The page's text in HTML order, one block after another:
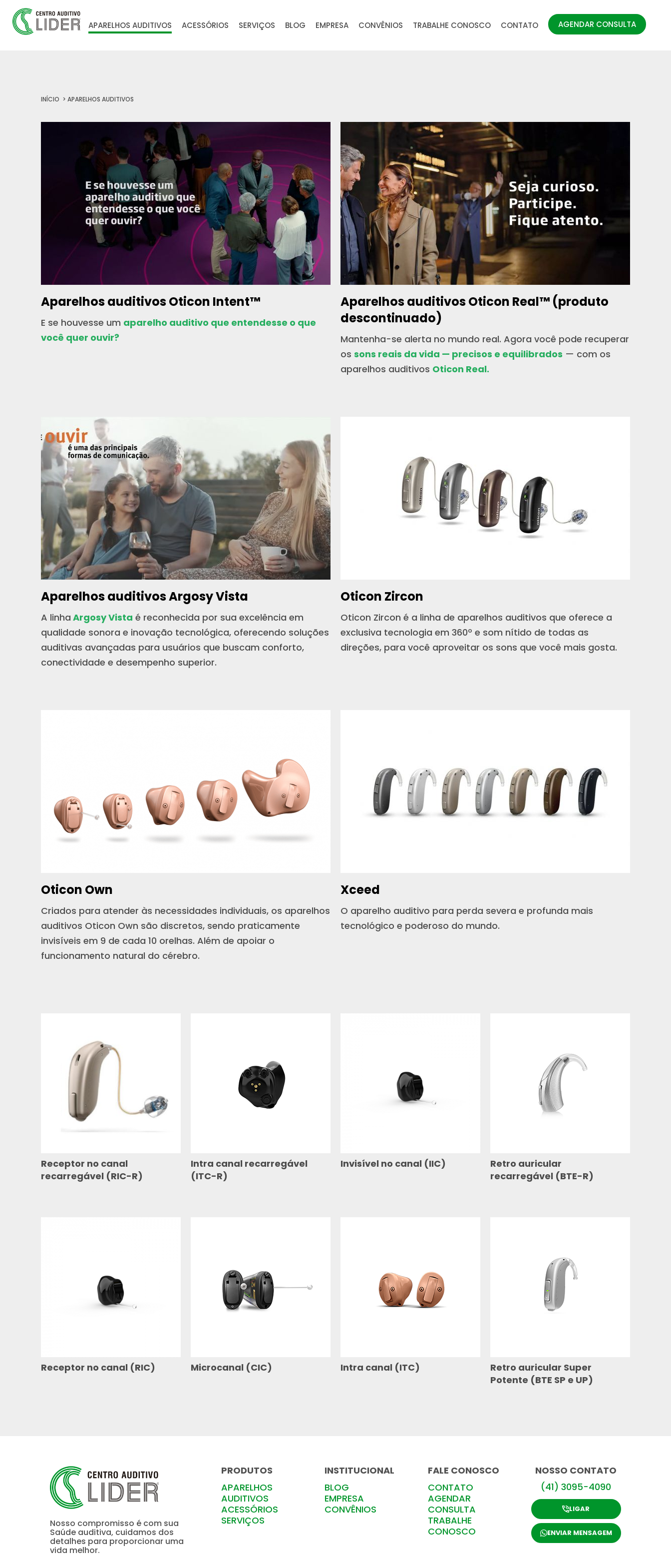
APARELHOS AUDITIVOS ACESSÓRIOS SERVIÇOS BLOG EMPRESA CONVÊNIOS TRABALHE CONOSCO CONTATO AGENDAR CONSULTA
INÍCIO APARELHOS AUDITIVOS
Aparelhos auditivos Oticon Intent™
E se houvesse um aparelho auditivo que entendesse o que
você quer ouvir?
Aparelhos auditivos Oticon Real™ (produto
descontinuado)
Mantenha-se alerta no mundo real. Agora você pode recuperar
os sons reais da vida — precisos e equilibrados — com os
aparelhos auditivos Oticon Real.
Aparelhos auditivos Argosy Vista
A linha Argosy Vista é reconhecida por sua excelência em
qualidade sonora e inovação tecnológica, oferecendo soluções
auditivas avançadas para usuários que buscam conforto,
conectividade e desempenho superior.
Oticon Zircon
Oticon Zircon é a linha de aparelhos auditivos que oferece a
exclusiva tecnologia em 360º e som nítido de todas as
direções, para você aproveitar os sons que você mais gosta.
Oticon Own
Criados para atender às necessidades individuais, os aparelhos
auditivos Oticon Own são discretos, sendo praticamente
invisíveis em 9 de cada 10 orelhas. Além de apoiar o
funcionamento natural do cérebro.
Xceed
O aparelho auditivo para perda severa e profunda mais
tecnológico e poderoso do mundo.
Receptor no canal
recarregável (RIC-R)
Intra canal recarregável
(ITC-R)
Invisível no canal (IIC)
Retro auricular
recarregável (BTE-R)
Receptor no canal (RIC) Microcanal (CIC) Intra canal (ITC)
Retro auricular Super
Potente (BTE SP e UP)
Nosso compromisso é com sua
Saúde auditiva, cuidamos dos
detalhes para proporcionar uma
vida melhor.
PRODUTOS
APARELHOS
AUDITIVOS
ACESSÓRIOS
SERVIÇOS
INSTITUCIONAL
BLOG
EMPRESA
CONVÊNIOS
FALE CONOSCO
CONTATO
AGENDAR
CONSULTA
TRABALHE
CONOSCO
NOSSO CONTATO
(41) 3095-4090
LIGAR
ENVIAR MENSAGEM